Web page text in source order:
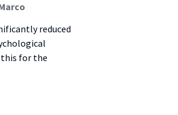
reduced
for the